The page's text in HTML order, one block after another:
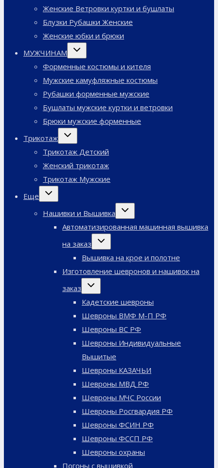
Женские Ветровки куртки и бушлаты
Блузки Рубашки Женские
Женские юбки и брюки
МУЖЧИНАМ
Переключить
дочернее
Форменные костюмы и кителя
Мужские камуфляжные костюмы
Рубашки форменные мужские
Бушлаты мужские куртки и ветровки
Брюки мужские форменные
Трикотаж
Переключить
дочернее
Трикотаж Детский
Женский трикотаж
Трикотаж Мужские
Еще
Переключить
дочернее
Нашивки и Вышивка
Переключить
дочернее
Автоматизированная машинная вышивка
на заказ
Переключить
дочернее
Вышивка на крое и полотне
Изготовление шевронов и нашивок на
заказ
Переключить
дочернее
Кадетские шевроны
Шевроны ВМФ М-П РФ
Шевроны ВС РФ
Шевроны Индивидуальные
Вышитые
Шевроны КАЗАЧЬИ
Шевроны МВД РФ
Шевроны МЧС России
Шевроны Росгвардия РФ
Шевроны ФСИН РФ
Шевроны ФССП РФ
Шевроны охраны
Погоны с вышивкой